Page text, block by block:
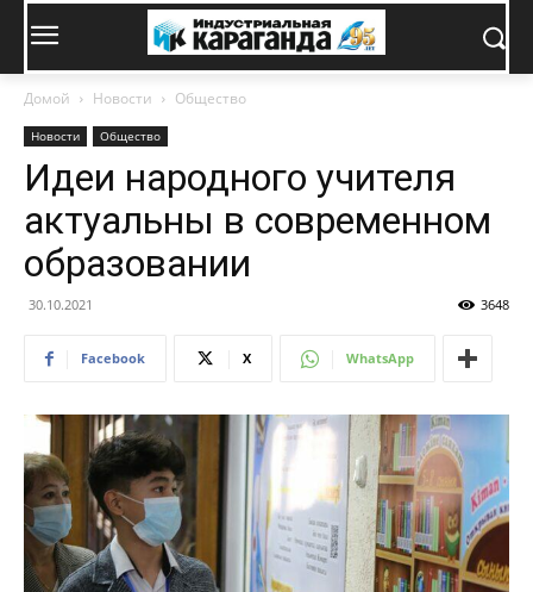
Домой Новости Общество
Новости Общество
Идеи народного учителя
актуальны в современном
образовании
30.10.2021 3648
Facebook X WhatsApp